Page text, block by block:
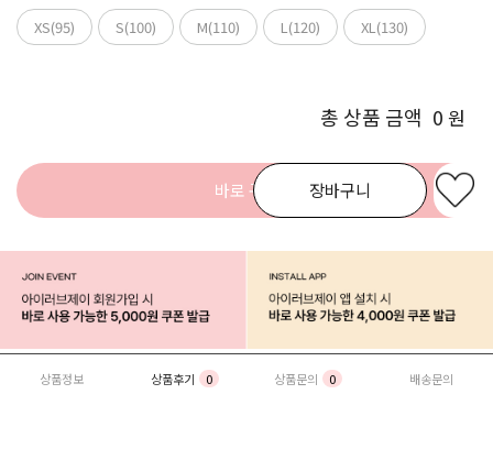
XS(95)
S(100) M(110) L(120) XL(130)
총 상품 금액 0 원
장바구니
바로 구매
상품정보 상품후기 0 상품문의 0 배송문의